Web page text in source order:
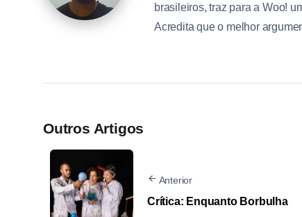
brasileiros, traz para a Woo!
Acredita que o melhor
Outros Artigos
Anterior
Crítica: Enquanto Borbulha